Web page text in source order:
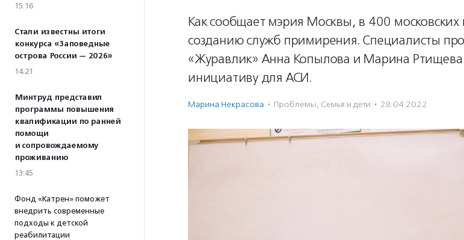
15:16
Стали известны итоги
конкурса «Заповедные
острова России — 2026»
14:21
Минтруд представил
программы повышения
квалификации по ранней
помощи
и сопровождаемому
проживанию
13:45
Фонд «Катрен» поможет
внедрить современные
подходы к детской
реабилитации
Как сообщает мэрия Москвы, в 400 московских
созданию служб примирения. Специалисты
«Журавлик» Анна Копылова и Марина
инициативу для АСИ.
Марина Некрасова · Проблемы, Семья и дети · 28.04.2022